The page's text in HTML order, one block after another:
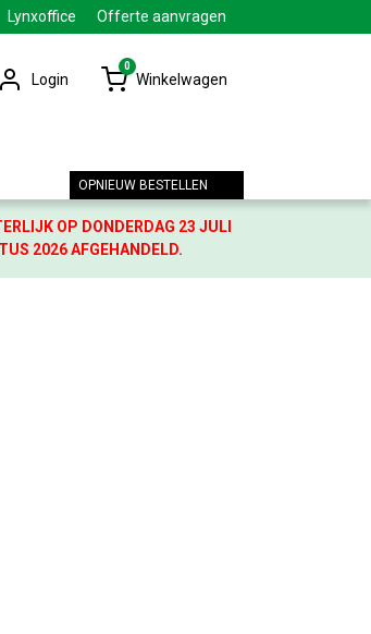
Lynxoffice Offerte aanvragen
Login
0
Winkelwagen
OPNIEUW BESTELLEN
OP DONDERDAG 23 JULI
2026 AFGEHANDELD.